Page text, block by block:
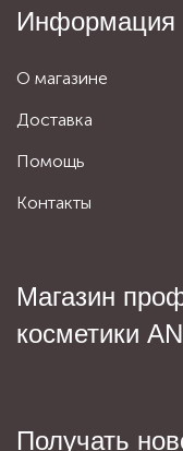
Информация
О магазине
Доставка
Помощь
Контакты
Магазин
косметики
Получать